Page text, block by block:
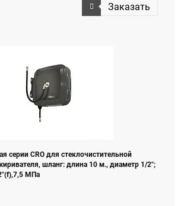
Заказать
серии СRO для стеклочистительной
шланг: длина 10 м., диаметр 1/2";
МПа